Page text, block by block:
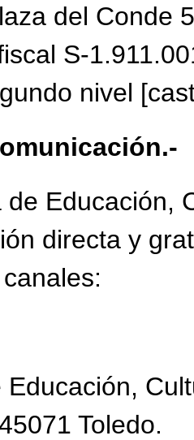
del Conde
S-
nivel
Educación,
directa y
Toledo.